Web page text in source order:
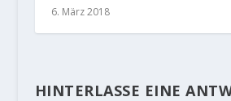
6. März 2018
HINTERLASSE EINE